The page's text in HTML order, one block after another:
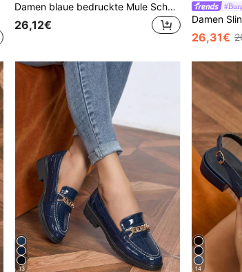
Damen blaue bedruckte Mule Schuhe - Rundkopf Slip-On Flats mit Metallschnallen Dekor, geschlossene Zehenform, geeignet für Büro und Strand Anlässe
26,12€
26,31€
13 14